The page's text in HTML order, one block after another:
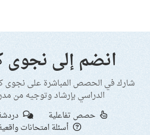
انضم إلى نجوى
شارك في الحصص المباشرة على نجوى
الدراسي بإرشاد وتوجيه من
حصص تفاعلية
أسئلة امتحانات